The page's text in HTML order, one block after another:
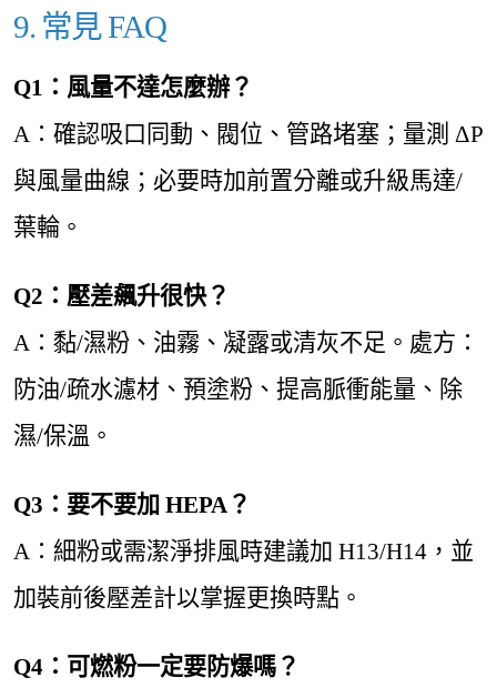
9. 常見 FAQ
Q1：風量不達怎麼辦？
A：確認吸口同動、閥位、管路堵塞；量測 ΔP
與風量曲線；必要時加前置分離或升級馬達/
葉輪。
Q2：壓差飆升很快？
A：黏/濕粉、油霧、凝露或清灰不足。處方：
防油/疏水濾材、預塗粉、提高脈衝能量、除
濕/保溫。
Q3：要不要加 HEPA？
A：細粉或需潔淨排風時建議加 H13/H14，並
加裝前後壓差計以掌握更換時點。
Q4：可燃粉一定要防爆嗎？